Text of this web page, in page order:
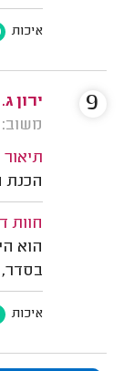
איכות
ירון
משוב: 14/07/2026
הכנת
חוות
הוא
בסדר,
איכות
9